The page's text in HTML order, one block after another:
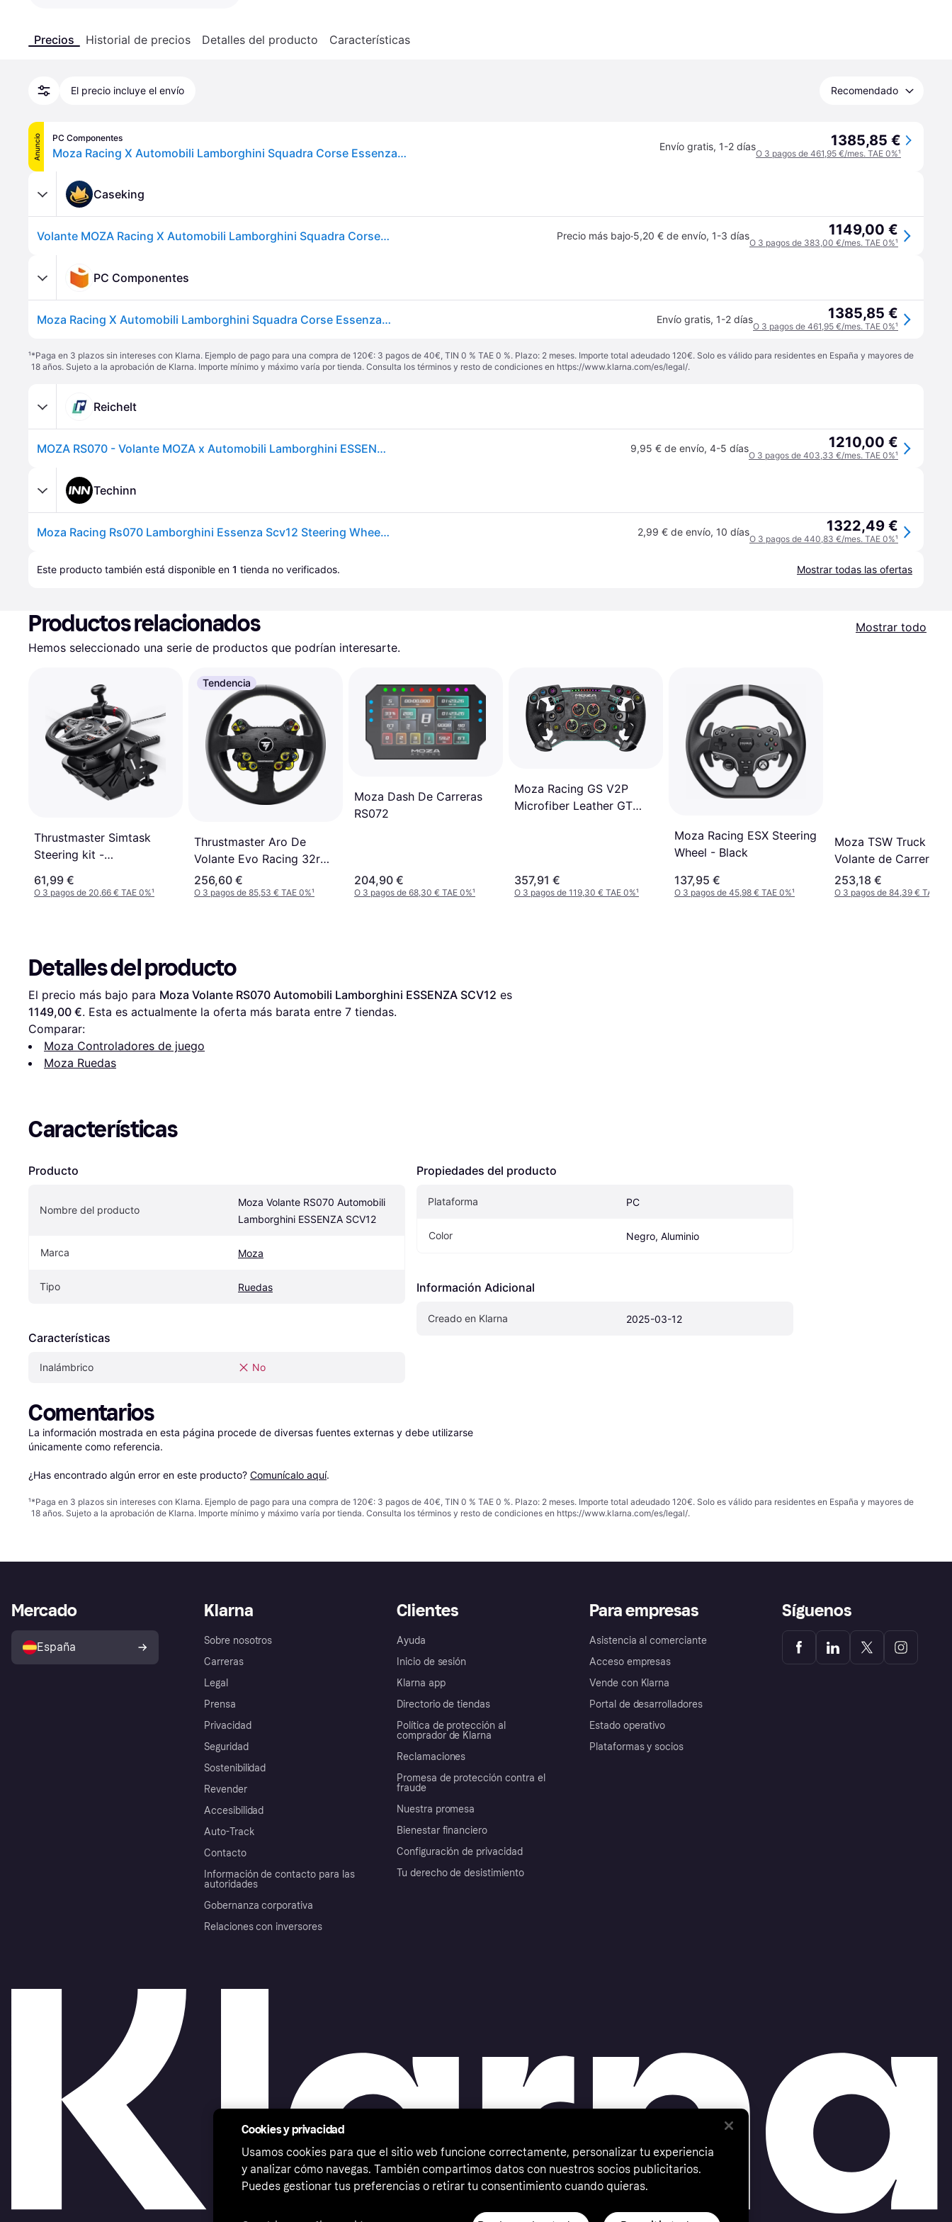
Precios Historial de precios Detalles del producto Características
El precio incluye el envío Recomendado
Anuncio PC Componentes
Moza Racing X Automobili Lamborghini Squadra Corse Essenza Scv12 Volante Sim Racing Steering Wheel Envío gratis, 1-2 días 1385,85 €
O 3 pagos de 461,95 €/mes. TAE 0%¹
Caseking
Volante MOZA Racing X Automobili Lamborghini Squadra Corse Essenza SCV12 Sim Racing Steering Wheel Precio más bajo·5,20 € de envío, 1-3 días 1149,00 €
O 3 pagos de 383,00 €/mes. TAE 0%¹
PC Componentes
Moza Racing X Automobili Lamborghini Squadra Corse Essenza Scv12 Volante Sim Racing Steering Wheel Envío gratis, 1-2 días 1385,85 €
O 3 pagos de 461,95 €/mes. TAE 0%¹
¹*Paga en 3 plazos sin intereses con Klarna. Ejemplo de pago para una compra de 120€: 3 pagos de 40€, TIN 0 % TAE 0 %. Plazo: 2 meses. Importe total adeudado 120€. Solo es válido para residentes en España y mayores de
18 años. Sujeto a la aprobación de Klarna. Importe mínimo y máximo varía por tienda. Consulta los términos y resto de condiciones en https://www.klarna.com/es/legal/.
Reichelt
MOZA RS070 - Volante MOZA x Automobili Lamborghini ESSENZA SCV12 9,95 € de envío, 4-5 días 1210,00 €
O 3 pagos de 403,33 €/mes. TAE 0%¹
Techinn
Moza Racing Rs070 Lamborghini Essenza Scv12 Steering Wheel Plateado 2,99 € de envío, 10 días 1322,49 €
O 3 pagos de 440,83 €/mes. TAE 0%¹
Este producto también está disponible en 1 tienda no verificados. Mostrar todas las ofertas
Productos relacionados
Mostrar todo
Hemos seleccionado una serie de productos que podrían interesarte.
Thrustmaster Simtask
Steering kit -
61,99 €
O 3 pagos de 20,66 € TAE 0%¹
Tendencia
Thrustmaster Aro De
Volante Evo Racing 32r
Leather
256,60 €
O 3 pagos de 85,53 € TAE 0%¹
Moza Dash De Carreras
RS072
204,90 €
O 3 pagos de 68,30 € TAE 0%¹
Moza Racing GS V2P
Microfiber Leather GT
357,91 €
O 3 pagos de 119,30 € TAE 0%¹
Moza Racing ESX Steering
Wheel - Black
137,95 €
O 3 pagos de 45,98 € TAE 0%¹
Moza TSW Truck
Volante de Carreras
253,18 €
O 3 pagos de 84,39 € TAE 0%
Detalles del producto
El precio más bajo para Moza Volante RS070 Automobili Lamborghini ESSENZA SCV12
1149,00 €. Esta es actualmente la oferta más barata entre 7 tiendas.
Comparar:
Moza Controladores de juego
Moza Ruedas
Características
Producto
Nombre del producto
Moza Volante RS070 Automobili
Lamborghini ESSENZA SCV12
Marca Moza
Tipo Ruedas
Características
Inalámbrico No
Propiedades del producto
Plataforma PC
Color Negro, Aluminio
Información Adicional
Creado en Klarna 2025-03-12
Comentarios
La información mostrada en esta página procede de diversas fuentes externas y debe utilizarse
únicamente como referencia.
¿Has encontrado algún error en este producto? Comunícalo aquí.
¹*Paga en 3 plazos sin intereses con Klarna. Ejemplo de pago para una compra de 120€: 3 pagos de 40€, TIN 0 % TAE 0 %. Plazo: 2 meses. Importe total adeudado 120€. Solo es válido para residentes en España y mayores de
18 años. Sujeto a la aprobación de Klarna. Importe mínimo y máximo varía por tienda. Consulta los términos y resto de condiciones en https://www.klarna.com/es/legal/.
Klarna
Sobre nosotros
Carreras
Legal
Prensa
Privacidad
Seguridad
Sostenibilidad
Revender
Accesibilidad
Auto-Track
Contacto
Información de contacto para las
autoridades
Gobernanza corporativa
Relaciones con inversores
Clientes
Ayuda
Inicio de sesión
Klarna app
Directorio de tiendas
Política de protección al
comprador de Klarna
Reclamaciones
Promesa de protección contra el
fraude
Nuestra promesa
Bienestar financiero
Configuración de privacidad
Tu derecho de desistimiento
Para empresas
Asistencia al comerciante
Acceso empresas
Vende con Klarna
Portal de desarrolladores
Estado operativo
Plataformas y socios
Mercado
España
Síguenos
Cookies y privacidad
Usamos cookies para que el sitio web funcione correctamente, personalizar tu experiencia
y analizar cómo navegas. También compartimos datos con nuestros socios publicitarios.
Puedes gestionar tus preferencias o retirar tu consentimiento cuando quieras.